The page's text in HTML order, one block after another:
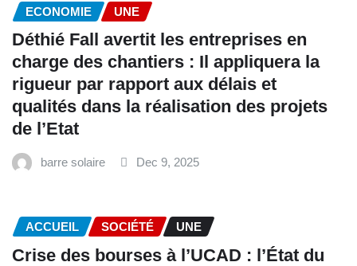
ECONOMIE UNE
Déthié Fall avertit les entreprises en
charge des chantiers : Il appliquera la
rigueur par rapport aux délais et
qualités dans la réalisation des projets
de l’Etat
barre solaire Dec 9, 2025
ACCUEIL SOCIÉTÉ UNE
Crise des bourses à l’UCAD : l’État du